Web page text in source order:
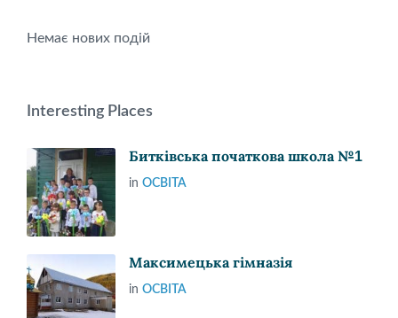
Немає нових подій
Interesting Places
Битківська початкова школа №1
in ОСВІТА
Максимецька гімназія
in ОСВІТА